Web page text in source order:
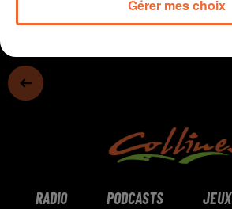
RADIO PODCASTS JEUX
Gérer mes choix